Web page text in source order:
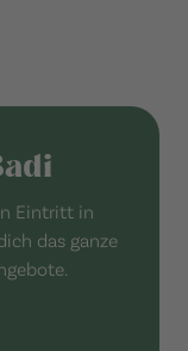
Eintritt in
das ganze